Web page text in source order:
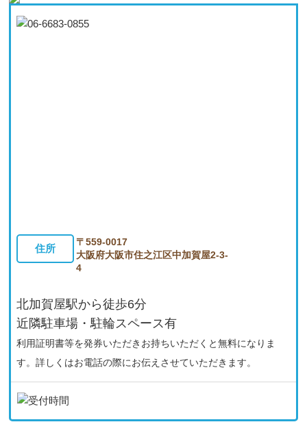
半月板損傷
股関節痛
シンスプリント
変形性膝関節症
膝痛
住所
〒559-0017
大阪府大阪市住之江区中加賀屋2-3-
4
北加賀屋駅から徒歩6分
近隣駐車場・駐輪スペース有
利用証明書等を発券いただきお持ちいただくと無料になりま
す。詳しくはお電話の際にお伝えさせていただきます。